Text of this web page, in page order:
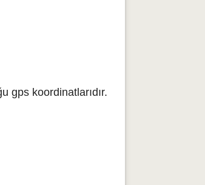
gps koordinatlarıdır.